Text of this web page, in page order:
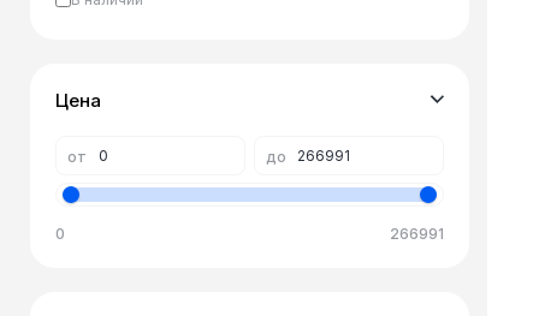
Цена
0 266991
от до